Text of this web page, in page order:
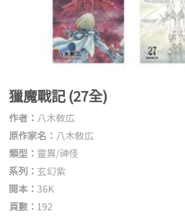
獵魔戰記 (27全)
作者： 八木教広
原作家名： 八木教広
類型： 靈異/神怪
系列： 玄幻紫
開本： 36K
頁數： 192